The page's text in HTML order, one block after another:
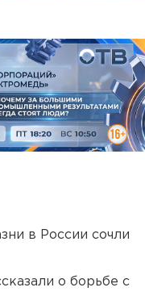
в России сочли
о борьбе с